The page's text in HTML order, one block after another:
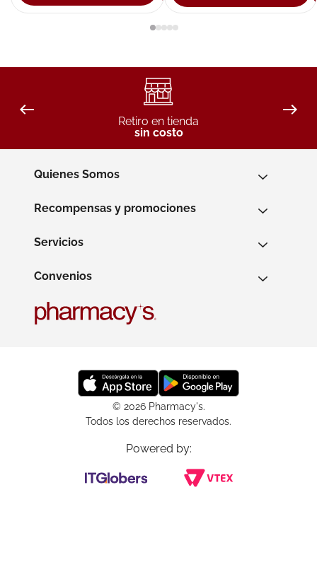
Retiro en tienda
sin costo
Quienes Somos
Recompensas y promociones
Servicios
Convenios
© 2026 Pharmacy's.
Todos los derechos reservados.
Powered by: